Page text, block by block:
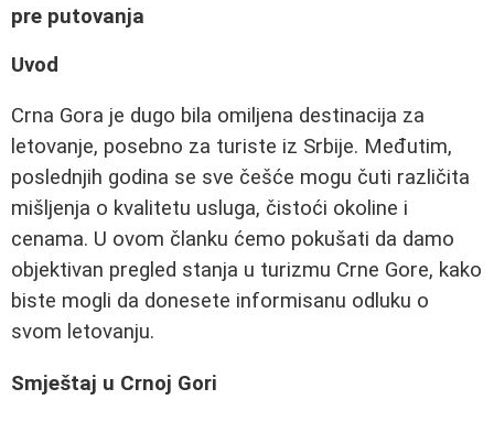
pre putovanja
Uvod
Crna Gora je dugo bila omiljena destinacija za
letovanje, posebno za turiste iz Srbije. Međutim,
poslednjih godina se sve češće mogu čuti različita
mišljenja o kvalitetu usluga, čistoći okoline i
cenama. U ovom članku ćemo pokušati da damo
objektivan pregled stanja u turizmu Crne Gore, kako
biste mogli da donesete informisanu odluku o
svom letovanju.
Smještaj u Crnoj Gori